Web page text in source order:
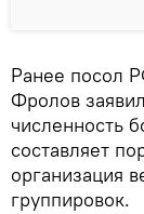
Ранее посол
Фролов
численность
составляет
организация
группировок.